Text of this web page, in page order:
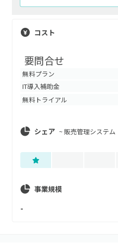
コスト
要問合せ
無料プラン
IT導入補助金
無料トライアル
シェア ~ 販売管理システム
事業規模
-